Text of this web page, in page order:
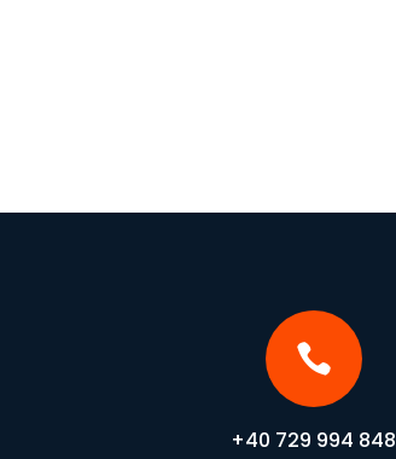

+40 729 994 848